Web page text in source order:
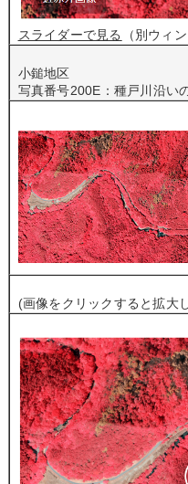
スライダーで見る （別ウィ
小鎚地区
写真番号200E：種戸川沿い
(画像をクリックすると拡大